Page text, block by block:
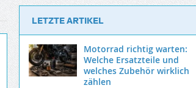
LETZTE ARTIKEL
Motorrad richtig warten:
Welche Ersatzteile und
welches Zubehör wirklich
zählen